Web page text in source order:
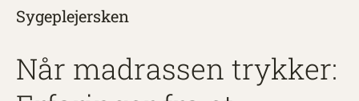
Sygeplejersken
Når madrassen trykker: